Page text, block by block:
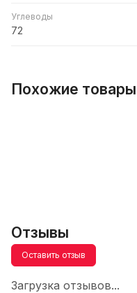
Углеводы
72
Похожие товары
Отзывы
Оставить отзыв
Загрузка отзывов...